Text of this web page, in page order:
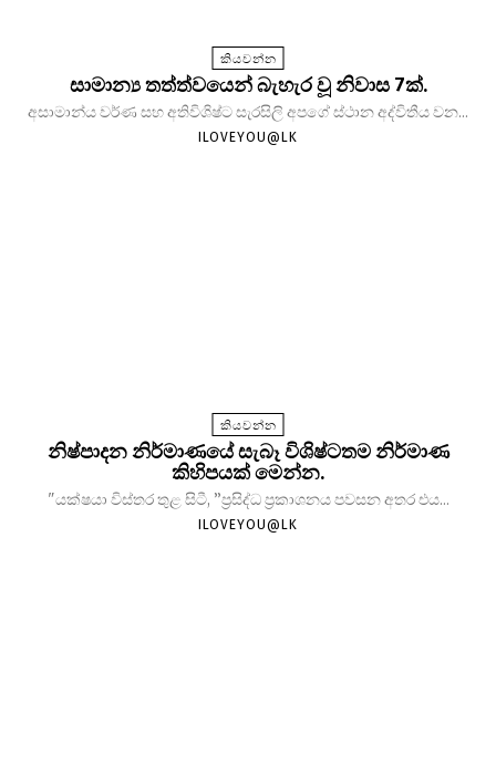
කියවන්න
සාමාන්‍ය තත්ත්වයෙන් බැහැර වූ නිවාස 7ක්.
අසාමාන්ය වර්ණ සහ අතිවිශිෂ්ට සැරසිලි අපගේ ස්ථාන අද්විතීය වන...
ILOVEYOU@LK
කියවන්න
නිෂ්පාදන නිර්මාණයේ සැබෑ විශිෂ්ටතම නිර්මාණ
කිහිපයක් මෙන්න.
"යක්ෂයා විස්තර තුළ සිටී, ”ප්‍රසිද්ධ ප්‍රකාශනය පවසන අතර එය...
ILOVEYOU@LK